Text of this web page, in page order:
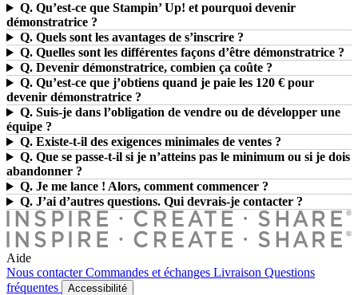
Q. Qu’est-ce que Stampin’ Up! et pourquoi devenir
démonstratrice ?
Q. Quels sont les avantages de s’inscrire ?
Q. Quelles sont les différentes façons d’être démonstratrice ?
Q. Devenir démonstratrice, combien ça coûte ?
Q. Qu’est-ce que j’obtiens quand je paie les 120 € pour
devenir démonstratrice ?
Q. Suis-je dans l’obligation de vendre ou de développer une
équipe ?
Q. Existe-t-il des exigences minimales de ventes ?
Q. Que se passe-t-il si je n’atteins pas le minimum ou si je dois
abandonner ?
Q. Je me lance ! Alors, comment commencer ?
Q. J’ai d’autres questions. Qui devrais-je contacter ?
Aide
Nous contacter Commandes et échanges Livraison Questions
fréquentes
Accessibilité